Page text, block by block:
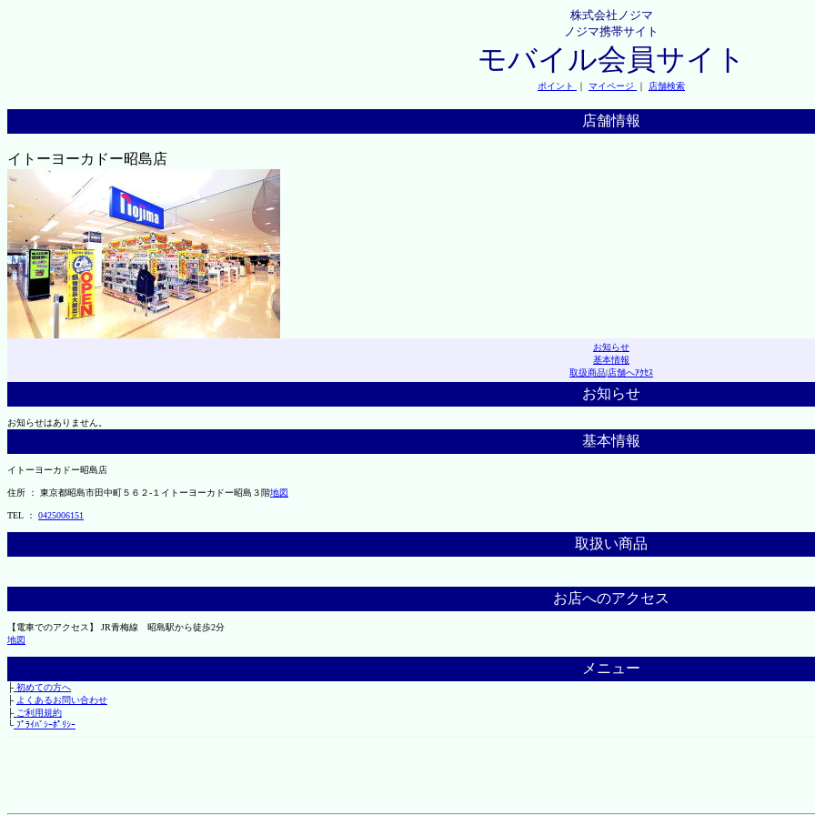
株式会社ノジマ
ノジマ携帯サイト
モバイル会員サイト
ポイント ｜ マイページ ｜ 店舗検索
店舗情報
イトーヨーカドー昭島店
お知らせ
基本情報
取扱商品|店舗へｱｸｾｽ
お知らせ
お知らせはありません。
基本情報
イトーヨーカドー昭島店
住所 ： 東京都昭島市田中町５６２-１イトーヨーカドー昭島３階地図
TEL ： 0425006151
取扱い商品
お店へのアクセス
【電車でのアクセス】 JR青梅線 昭島駅から徒歩2分
地図
メニュー
├初めての方へ
├ よくあるお問い合わせ
├ご利用規約
└ﾌﾟﾗｲﾊﾞｼｰﾎﾟﾘｼｰ